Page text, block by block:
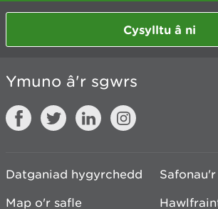
Cysylltu â ni
Ymuno â'r sgwrs
Datganiad hygyrchedd
Map o'r safle